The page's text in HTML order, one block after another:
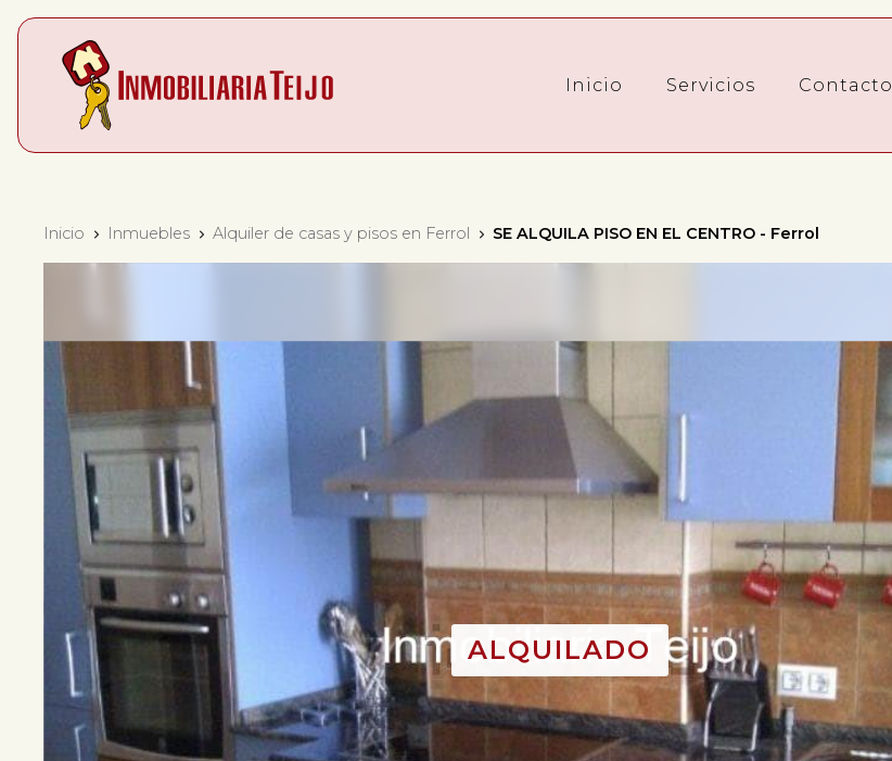
Inicio Servicios Contacto
Inicio Inmuebles Alquiler de casas y pisos en Ferrol SE ALQUILA PISO EN EL CENTRO - Ferrol